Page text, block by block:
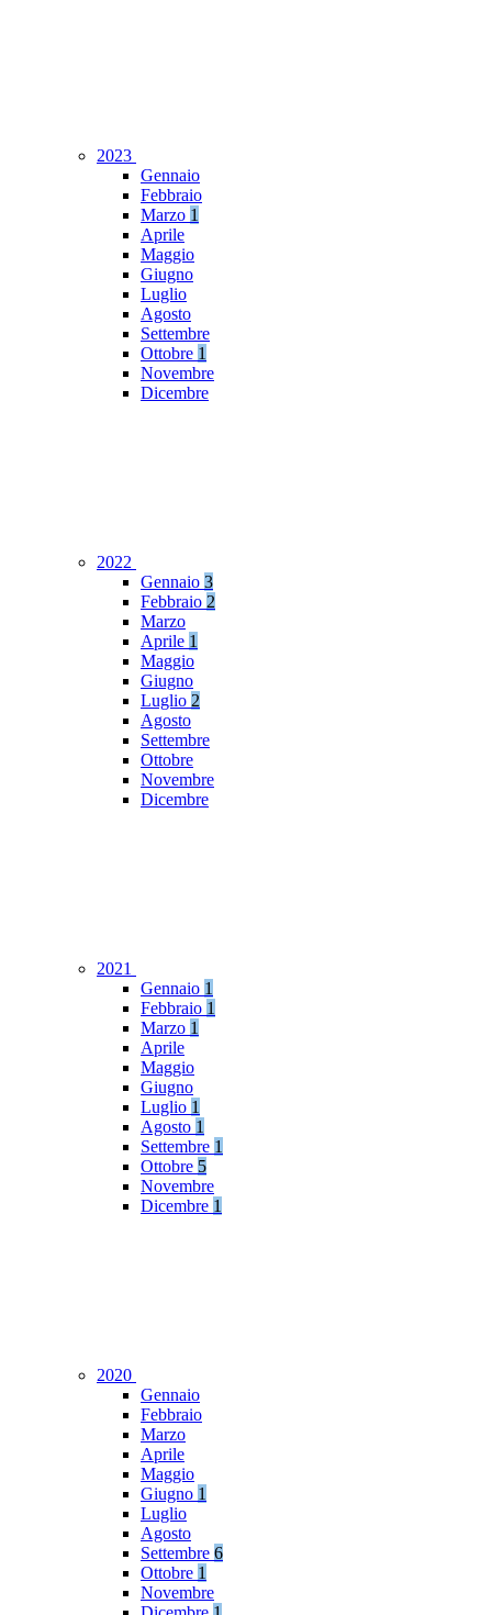
2023
Gennaio
Febbraio
Marzo 1
Aprile
Maggio
Giugno
Luglio
Agosto
Settembre
Ottobre 1
Novembre
Dicembre
2022
Gennaio 3
Febbraio 2
Marzo
Aprile 1
Maggio
Giugno
Luglio 2
Agosto
Settembre
Ottobre
Novembre
Dicembre
2021
Gennaio 1
Febbraio 1
Marzo 1
Aprile
Maggio
Giugno
Luglio 1
Agosto 1
Settembre 1
Ottobre 5
Novembre
Dicembre 1
2020
Gennaio
Febbraio
Marzo
Aprile
Maggio
Giugno 1
Luglio
Agosto
Settembre 6
Ottobre 1
Novembre